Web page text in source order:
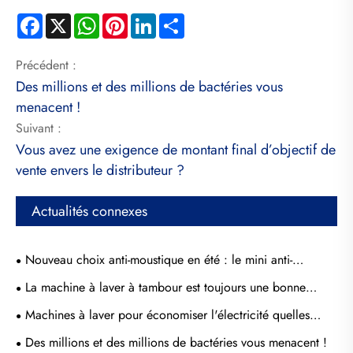
Facebook
X WhatsApp
PinterestLinkedIn
Précédent :
Des millions et des millions de bactéries vous
menacent !
Suivant :
Vous avez une exigence de montant final d’objectif de
vente envers le distributeur ?
Actualités connexes
Nouveau choix anti-moustique en été : le mini anti-
moustique
La machine à laver à tambour est toujours une bonne
machine à laver à roue ondulée
Machines à laver pour économiser l'électricité quelles
méthodes
Des millions et des millions de bactéries vous menacent !